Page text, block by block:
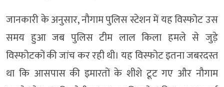
जानकारी के अनुसार, नौगाम पुलिस स्टेशन में यह विस्फोट उस
समय हुआ जब पुलिस टीम लाल किला हमले से जुड़े
विस्फोटकों की जांच कर रही थी। यह विस्फोट इतना जबरदस्त
था कि आसपास की इमारतों के शीशे टूट गए और नौगाम